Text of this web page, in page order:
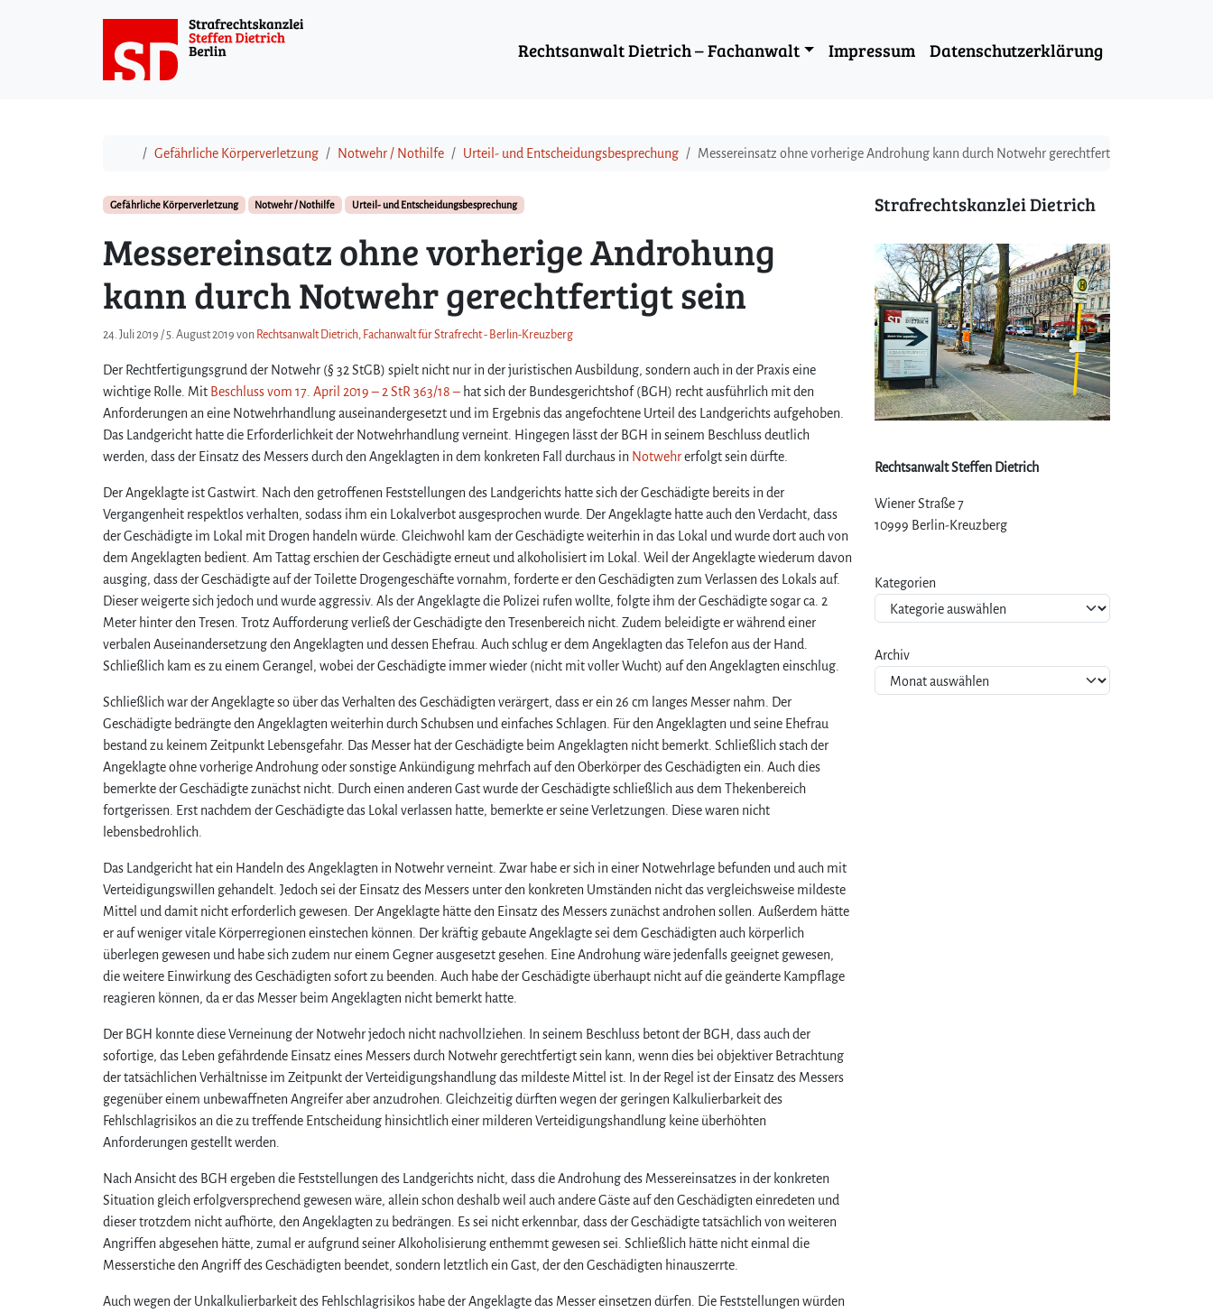
Rechtsanwalt Dietrich – Fachanwalt Impressum Datenschutzerklärung
StartGefährliche Körperverletzung Notwehr / Nothilfe Urteil- und Entscheidungsbesprechung Messereinsatz ohne vorherige Androhung kann durch Notwehr gerechtfertigt sein
Gefährliche Körperverletzung Notwehr / Nothilfe Urteil- und Entscheidungsbesprechung
Messereinsatz ohne vorherige Androhung
kann durch Notwehr gerechtfertigt sein
24. Juli 2019 / 5. August 2019 von Rechtsanwalt Dietrich, Fachanwalt für Strafrecht - Berlin-Kreuzberg
Der Rechtfertigungsgrund der Notwehr (§ 32 StGB) spielt nicht nur in der juristischen Ausbildung, sondern auch in der Praxis eine
wichtige Rolle. Mit Beschluss vom 17. April 2019 – 2 StR 363/18 – hat sich der Bundesgerichtshof (BGH) recht ausführlich mit den
Anforderungen an eine Notwehrhandlung auseinandergesetzt und im Ergebnis das angefochtene Urteil des Landgerichts aufgehoben.
Das Landgericht hatte die Erforderlichkeit der Notwehrhandlung verneint. Hingegen lässt der BGH in seinem Beschluss deutlich
werden, dass der Einsatz des Messers durch den Angeklagten in dem konkreten Fall durchaus in Notwehrerfolgt sein dürfte.
Der Angeklagte ist Gastwirt. Nach den getroffenen Feststellungen des Landgerichts hatte sich der Geschädigte bereits in der
Vergangenheit respektlos verhalten, sodass ihm ein Lokalverbot ausgesprochen wurde. Der Angeklagte hatte auch den Verdacht, dass
der Geschädigte im Lokal mit Drogen handeln würde. Gleichwohl kam der Geschädigte weiterhin in das Lokal und wurde dort auch von
dem Angeklagten bedient. Am Tattag erschien der Geschädigte erneut und alkoholisiert im Lokal. Weil der Angeklagte wiederum davon
ausging, dass der Geschädigte auf der Toilette Drogengeschäfte vornahm, forderte er den Geschädigten zum Verlassen des Lokals auf.
Dieser weigerte sich jedoch und wurde aggressiv. Als der Angeklagte die Polizei rufen wollte, folgte ihm der Geschädigte sogar ca. 2
Meter hinter den Tresen. Trotz Aufforderung verließ der Geschädigte den Tresenbereich nicht. Zudem beleidigte er während einer
verbalen Auseinandersetzung den Angeklagten und dessen Ehefrau. Auch schlug er dem Angeklagten das Telefon aus der Hand.
Schließlich kam es zu einem Gerangel, wobei der Geschädigte immer wieder (nicht mit voller Wucht) auf den Angeklagten einschlug.
Schließlich war der Angeklagte so über das Verhalten des Geschädigten verärgert, dass er ein 26 cm langes Messer nahm. Der
Geschädigte bedrängte den Angeklagten weiterhin durch Schubsen und einfaches Schlagen. Für den Angeklagten und seine Ehefrau
bestand zu keinem Zeitpunkt Lebensgefahr. Das Messer hat der Geschädigte beim Angeklagten nicht bemerkt. Schließlich stach der
Angeklagte ohne vorherige Androhung oder sonstige Ankündigung mehrfach auf den Oberkörper des Geschädigten ein. Auch dies
bemerkte der Geschädigte zunächst nicht. Durch einen anderen Gast wurde der Geschädigte schließlich aus dem Thekenbereich
fortgerissen. Erst nachdem der Geschädigte das Lokal verlassen hatte, bemerkte er seine Verletzungen. Diese waren nicht
lebensbedrohlich.
Das Landgericht hat ein Handeln des Angeklagten in Notwehr verneint. Zwar habe er sich in einer Notwehrlage befunden und auch mit
Verteidigungswillen gehandelt. Jedoch sei der Einsatz des Messers unter den konkreten Umständen nicht das vergleichsweise mildeste
Mittel und damit nicht erforderlich gewesen. Der Angeklagte hätte den Einsatz des Messers zunächst androhen sollen. Außerdem hätte
er auf weniger vitale Körperregionen einstechen können. Der kräftig gebaute Angeklagte sei dem Geschädigten auch körperlich
überlegen gewesen und habe sich zudem nur einem Gegner ausgesetzt gesehen. Eine Androhung wäre jedenfalls geeignet gewesen,
die weitere Einwirkung des Geschädigten sofort zu beenden. Auch habe der Geschädigte überhaupt nicht auf die geänderte Kampflage
reagieren können, da er das Messer beim Angeklagten nicht bemerkt hatte.
Der BGH konnte diese Verneinung der Notwehr jedoch nicht nachvollziehen. In seinem Beschluss betont der BGH, dass auch der
sofortige, das Leben gefährdende Einsatz eines Messers durch Notwehr gerechtfertigt sein kann, wenn dies bei objektiver Betrachtung
der tatsächlichen Verhältnisse im Zeitpunkt der Verteidigungshandlung das mildeste Mittel ist. In der Regel ist der Einsatz des Messers
gegenüber einem unbewaffneten Angreifer aber anzudrohen. Gleichzeitig dürften wegen der geringen Kalkulierbarkeit des
Fehlschlagrisikos an die zu treffende Entscheidung hinsichtlich einer milderen Verteidigungshandlung keine überhöhten
Anforderungen gestellt werden.
Nach Ansicht des BGH ergeben die Feststellungen des Landgerichts nicht, dass die Androhung des Messereinsatzes in der konkreten
Situation gleich erfolgversprechend gewesen wäre, allein schon deshalb weil auch andere Gäste auf den Geschädigten einredeten und
dieser trotzdem nicht aufhörte, den Angeklagten zu bedrängen. Es sei nicht erkennbar, dass der Geschädigte tatsächlich von weiteren
Angriffen abgesehen hätte, zumal er aufgrund seiner Alkoholisierung enthemmt gewesen sei. Schließlich hätte nicht einmal die
Messerstiche den Angriff des Geschädigten beendet, sondern letztlich ein Gast, der den Geschädigten hinauszerrte.
Auch wegen der Unkalkulierbarkeit des Fehlschlagrisikos habe der Angeklagte das Messer einsetzen dürfen. Die Feststellungen würden
Strafrechtskanzlei Dietrich
Rechtsanwalt Steffen Dietrich
Wiener Straße 7
10999 Berlin-Kreuzberg
Kategorien
Archiv